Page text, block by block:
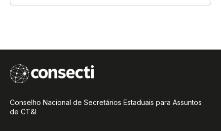
Conselho Nacional de Secretários Estaduais para Assuntos
de CT&I